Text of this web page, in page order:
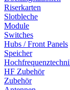
Riserkarten
Slotbleche
Module
Switches
Hubs / Front Panels
Speicher
HF Zubehör
Zubehör